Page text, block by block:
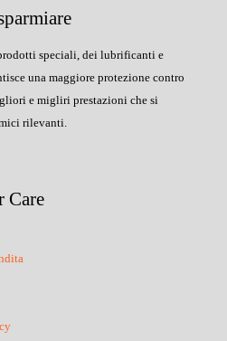
speciali, dei lubrificanti e
una maggiore protezione contro
e migliri prestazioni che si
rilevanti.
Care